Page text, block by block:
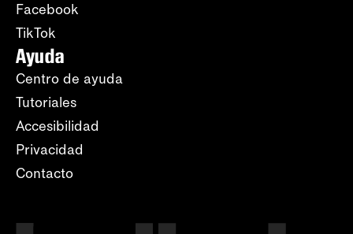
Facebook
TikTok
Ayuda
Centro de ayuda
Tutoriales
Accesibilidad
Privacidad
Contacto